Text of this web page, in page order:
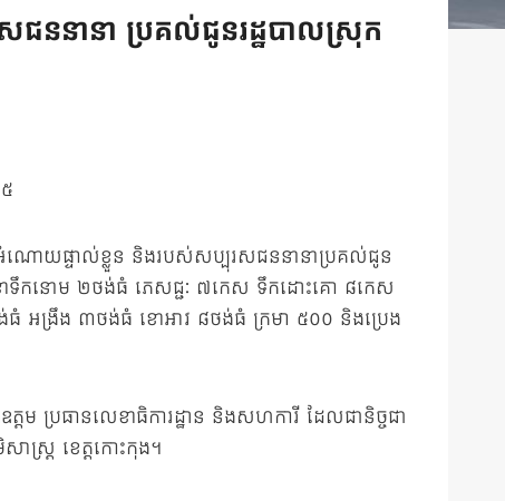
ននានា ប្រគល់ជូនរដ្ឋបាលស្រុក
កអំណោយផ្ទាល់ខ្លួន និងរបស់សប្បុរសជននានាប្រគល់ជូន
កនោម ២ថង់ធំ ភេសជ្ជៈ ៧កេស ទឹកដោះគោ ៨កេស
ធំ អង្រឹង ៣ថង់ធំ ខោអាវ ៨ថង់ធំ ក្រមា ៥០០ និងប្រេង
ប្រធានលេខាធិការដ្ឋាន និងសហការី ដែលជានិច្ចជា
ស្ត្រ ខេត្តកោះកុង។